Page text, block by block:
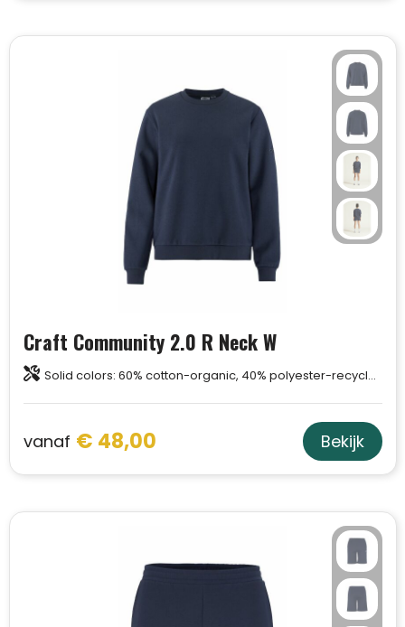
Craft Community 2.0 R Neck W
Solid colors: 60% cotton-organic, 40% polyester-recycled. Melange colors: 63% cotton-organic, 31% polyester-recycled, 6% viscose.
vanaf € 48,00 Bekijk